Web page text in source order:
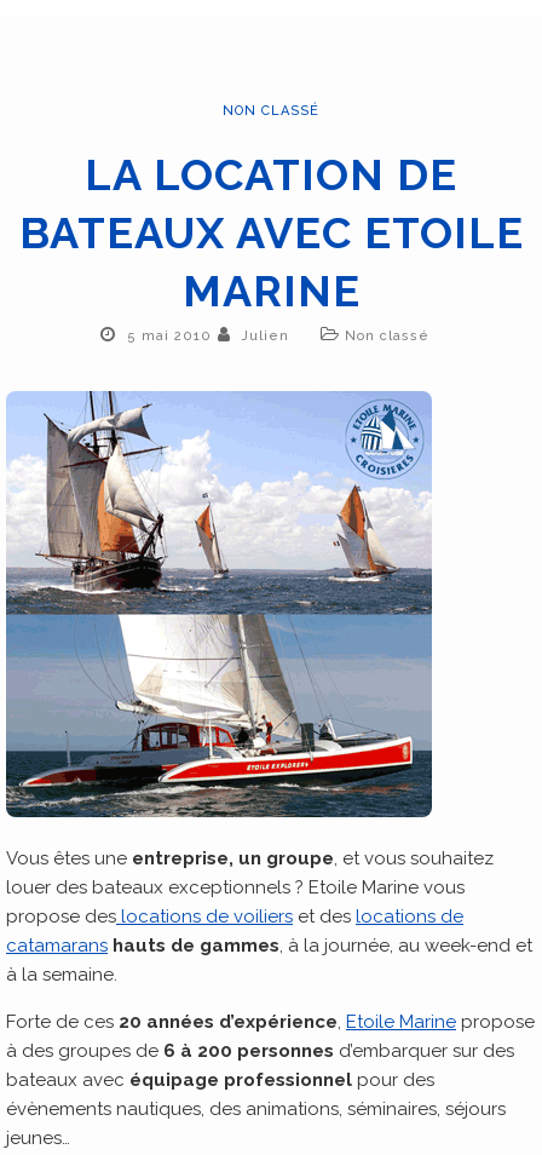
NON CLASSÉ
LA LOCATION DE
BATEAUX AVEC ETOILE
MARINE
5 mai 2010 Julien Non classé
Vous êtes une entreprise, un groupe, et vous souhaitez
louer des bateaux exceptionnels ? Etoile Marine vous
propose des locations de voiliers et des locations de
catamarans hauts de gammes, à la journée, au week-end et
à la semaine.
Forte de ces 20 années d’expérience, Etoile Marine propose
à des groupes de 6 à 200 personnes d’embarquer sur des
bateaux avec équipage professionnel pour des
évènements nautiques, des animations, séminaires, séjours
jeunes…